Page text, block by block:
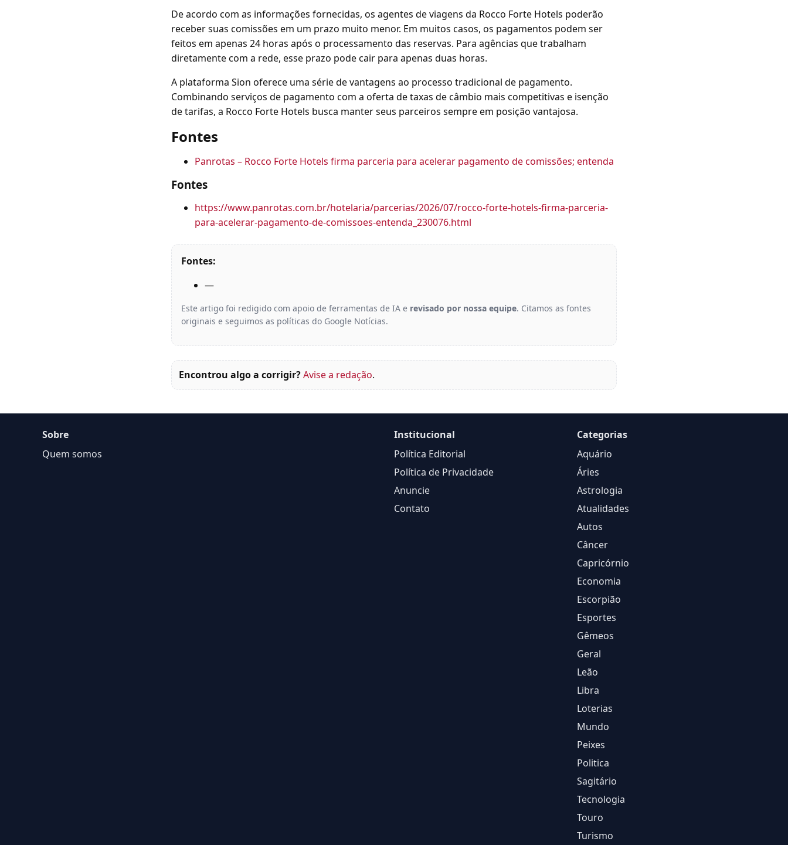
De acordo com as informações fornecidas, os agentes de viagens da Rocco Forte Hotels poderão
receber suas comissões em um prazo muito menor. Em muitos casos, os pagamentos podem ser
feitos em apenas 24 horas após o processamento das reservas. Para agências que trabalham
diretamente com a rede, esse prazo pode cair para apenas duas horas.
A plataforma Sion oferece uma série de vantagens ao processo tradicional de pagamento.
Combinando serviços de pagamento com a oferta de taxas de câmbio mais competitivas e isenção
de tarifas, a Rocco Forte Hotels busca manter seus parceiros sempre em posição vantajosa.
Fontes
Panrotas – Rocco Forte Hotels firma parceria para acelerar pagamento de comissões; entenda
Fontes
https://www.panrotas.com.br/hotelaria/parcerias/2026/07/rocco-forte-hotels-firma-parceria-
para-acelerar-pagamento-de-comissoes-entenda_230076.html
Fontes:
—
Este artigo foi redigido com apoio de ferramentas de IA e revisado por nossa equipe. Citamos as fontes
originais e seguimos as políticas do Google Notícias.
Encontrou algo a corrigir?Avise a redação.
Sobre
Quem somos
Institucional
Política Editorial
Política de Privacidade
Anuncie
Contato
Categorias
Aquário
Áries
Astrologia
Atualidades
Autos
Câncer
Capricórnio
Economia
Escorpião
Esportes
Gêmeos
Geral
Leão
Libra
Loterias
Mundo
Peixes
Politica
Sagitário
Tecnologia
Touro
Turismo